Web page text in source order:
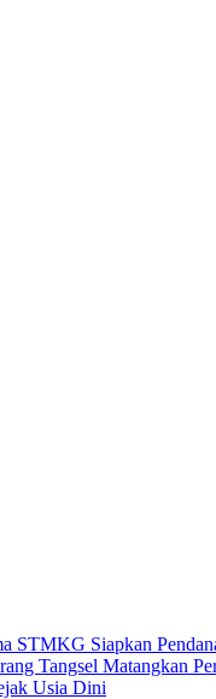
STMKG Siapkan
Tangsel Matangkan
Usia Dini